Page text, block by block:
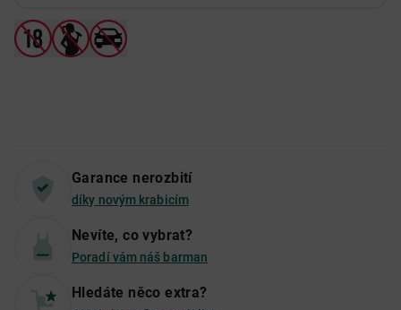
Garance nerozbití
díky novým krabicím
Nevíte, co vybrat?
Poradí vám náš barman
Hledáte něco extra?